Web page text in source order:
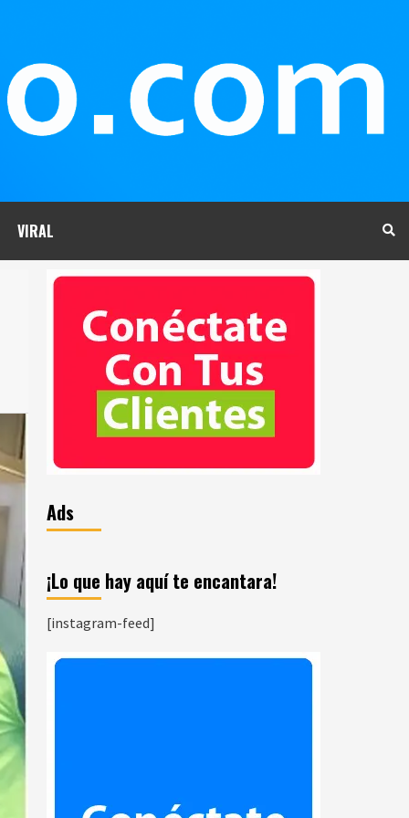
VIRAL
Ads
¡Lo que hay aquí te encantara!
[instagram-feed]